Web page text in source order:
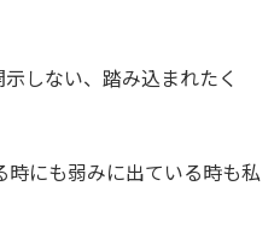
しない、踏み込まれたく
にも弱みに出ている時も私